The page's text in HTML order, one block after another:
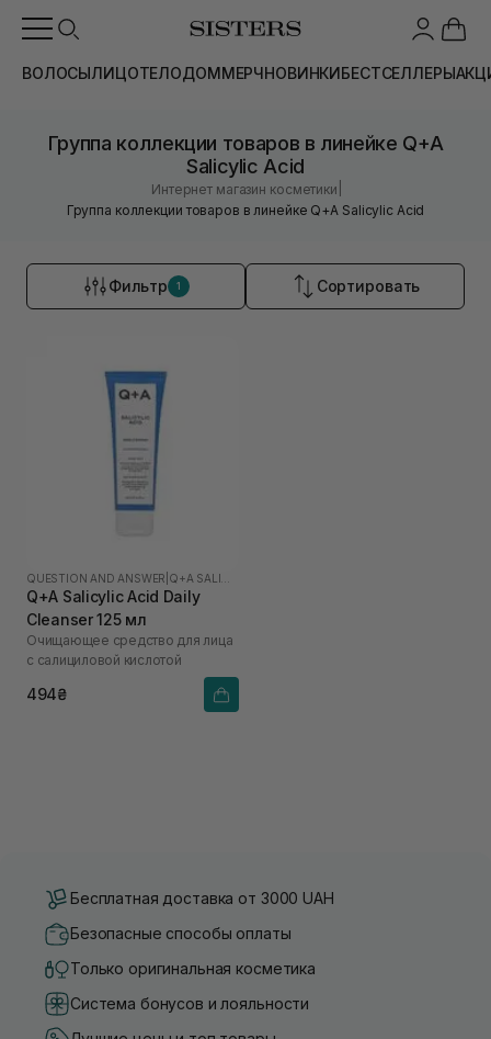
ВОЛОСЫЛИЦОТЕЛОДОММЕРЧНОВИНКИБЕСТСЕЛЛЕРЫ
Группа коллекции товаров в линейке Q+A
Salicylic Acid
Интернет магазин косметики
Группа коллекции товаров в линейке Q+A Salicylic Acid
Фильтр 1 Сортировать
QUESTION AND ANSWER
Q+A Salicylic Acid Daily
Cleanser 125 мл
Очищающее средство для лица
с салициловой кислотой
494₴
Бесплатная доставка от 3000 UAH
Безопасные способы оплаты
Только оригинальная косметика
Система бонусов и лояльности